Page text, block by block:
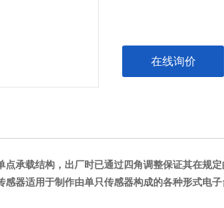
在线询价
承载结构，出厂时已通过四角调整保证其在规
器适用于制作由单只传感器构成的各种形式电子